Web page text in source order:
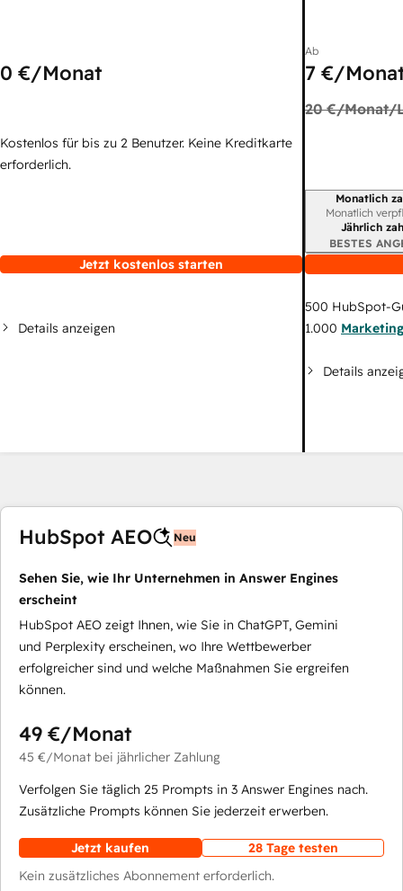
0 €/Monat
Kostenlos für bis zu 2 Benutzer. Keine Kreditkarte
erforderlich.
Jetzt kostenlos starten
Details anzeigen
Ab
7 €/
20 €/Monat/
Monatlich
Monatlich
Jährlich
BESTES
500 HubSpot-
1.000
Details
HubSpot AEO Neu
Sehen Sie, wie Ihr Unternehmen in Answer Engines
erscheint
HubSpot AEO zeigt Ihnen, wie Sie in ChatGPT, Gemini
und Perplexity erscheinen, wo Ihre Wettbewerber
erfolgreicher sind und welche Maßnahmen Sie ergreifen
können.
49 €/Monat
45 €/Monat bei jährlicher Zahlung
Verfolgen Sie täglich 25 Prompts in 3 Answer Engines nach.
Zusätzliche Prompts können Sie jederzeit erwerben.
Jetzt kaufen
28 Tage testen
Kein zusätzliches Abonnement erforderlich.